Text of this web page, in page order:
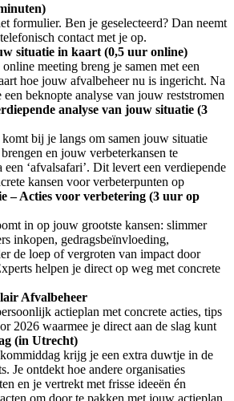
formulier. Ben je geselecteerd? Dan neemt
contact met je op.
situatie in kaart (0,5 uur online)
meeting breng je samen met een
hoe jouw afvalbeheer nu is ingericht. Na
beknopte analyse van jouw reststromen
analyse van jouw situatie (3
bij je langs om samen jouw situatie
en jouw verbeterkansen te
‘afvalsafari’. Dit levert een verdiepende
kansen voor verbeterpunten op
– Acties voor verbetering (3 uur op
in op jouw grootste kansen: slimmer
inkopen, gedragsbeïnvloeding,
de loep of vergroten van impact door
helpen je direct op weg met concrete
Afvalbeheer
actieplan met concrete acties, tips
2026 waarmee je direct aan de slag kunt
(in Utrecht)
krijg je een extra duwtje in de
Je ontdekt hoe andere organisaties
en je vertrekt met frisse ideeën én
om door te pakken met jouw actieplan.